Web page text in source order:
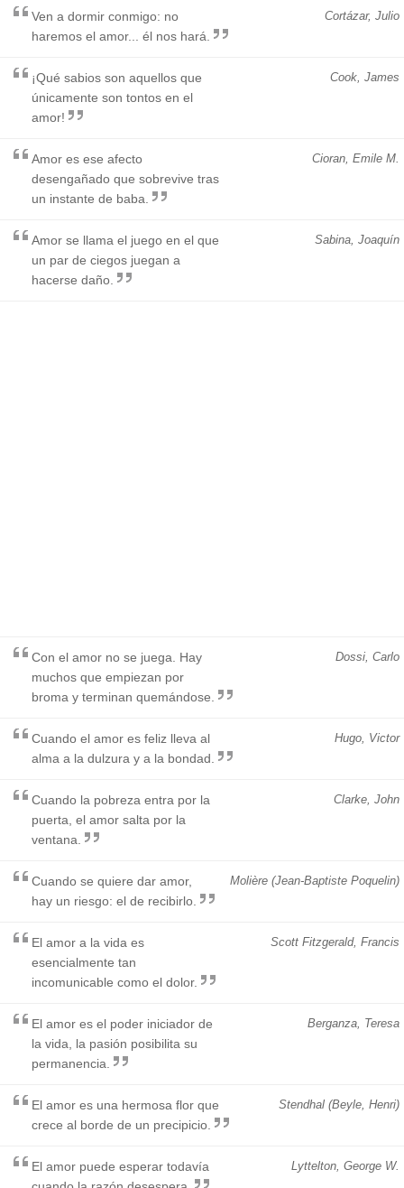
Cortázar, Julio
Ven a dormir conmigo: no
haremos el amor... él nos hará.
Cook, James
¡Qué sabios son aquellos que
únicamente son tontos en el
amor!
Cioran, Emile M.
Amor es ese afecto
desengañado que sobrevive tras
un instante de baba.
Sabina, Joaquín
Amor se llama el juego en el que
un par de ciegos juegan a
hacerse daño.
Dossi, Carlo
Con el amor no se juega. Hay
muchos que empiezan por
broma y terminan quemándose.
Hugo, Victor
Cuando el amor es feliz lleva al
alma a la dulzura y a la bondad.
Clarke, John
Cuando la pobreza entra por la
puerta, el amor salta por la
ventana.
Molière (Jean-Baptiste Poquelin)
Cuando se quiere dar amor,
hay un riesgo: el de recibirlo.
Scott Fitzgerald, Francis
El amor a la vida es
esencialmente tan
incomunicable como el dolor.
Berganza, Teresa
El amor es el poder iniciador de
la vida, la pasión posibilita su
permanencia.
Stendhal (Beyle, Henri)
El amor es una hermosa flor que
crece al borde de un precipicio.
Lyttelton, George W.
El amor puede esperar todavía